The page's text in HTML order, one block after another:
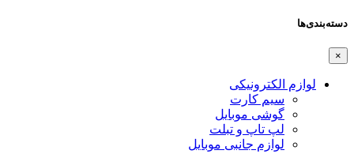
دسته‌بندی‌ها
×
لوازم الکترونیکی
سیم کارت
گوشی موبایل
لپ تاپ و تبلت
لوازم جانبی موبایل